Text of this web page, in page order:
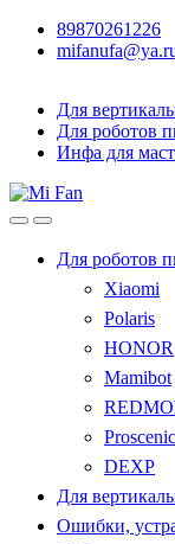
89870261226
Для
Для роботов
Инфа для
Для роботов
Xiaomi
Polaris
HONOR
Mamibot
Proscenic
DEXP
Для
Ошибки,